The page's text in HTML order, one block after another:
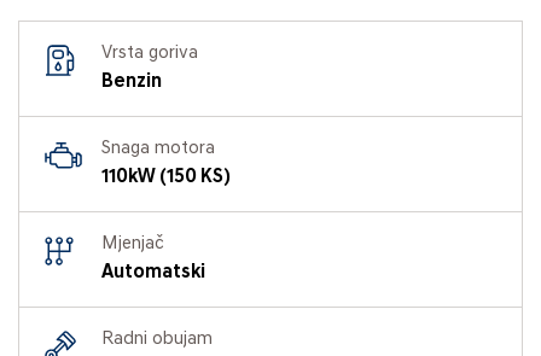
Vrsta goriva
Benzin
Snaga motora
110kW (150 KS)
Mjenjač
Automatski
Radni obujam